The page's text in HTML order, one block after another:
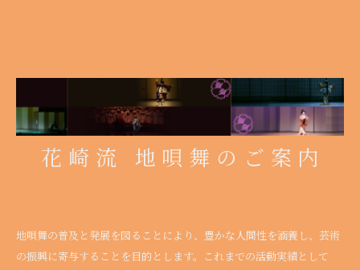
花崎流 地唄舞のご案内
地唄舞の普及と発展を図ることにより、豊かな人間性を涵養し、芸術
の振興に寄与することを目的とします。これまでの活動実績として